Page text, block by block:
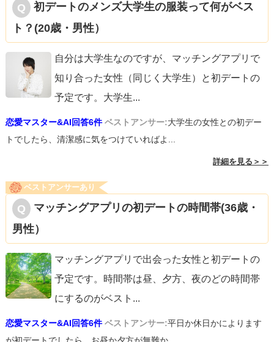
初デートのメンズ大学生の服装って何がベス
ト？(20歳・男性）
自分は大学生なのですが、マッチングアプリで
知り合った女性（同じく大学生）と初デートの
予定です。大学生...
恋愛マスター&AI回答6件 ベストアンサー:大学生の女性との初デー
トでしたら、清潔感に気をつけていればよ...
詳細を見る＞＞
ベストアンサーあり
マッチングアプリの初デートの時間帯(36歳・
男性）
マッチングアプリで出会った女性と初デートの
予定です。時間帯は昼、夕方、夜のどの時間帯
にするのがベスト ...
恋愛マスター&AI回答6件 ベストアンサー:平日か休日かによります